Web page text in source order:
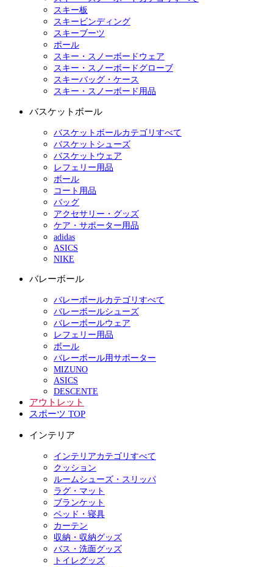
スキー板
スキービンディング
スキーブーツ
ポール
スキー・スノーボードウェア
スキー・スノーボードグローブ
スキーバッグ・ケース
スキー・スノーボード用品
バスケットボール
バスケットボールカテゴリすべて
バスケットシューズ
バスケットウェア
レフェリー用品
ボール
コート用品
バッグ
アクセサリー・グッズ
ケア・サポーター用品
adidas
ASICS
NIKE
バレーボール
バレーボールカテゴリすべて
バレーボールシューズ
バレーボールウェア
レフェリー用品
ボール
バレーボール用サポーター
MIZUNO
ASICS
DESCENTE
アウトレット
スポーツ TOP
インテリア
インテリアカテゴリすべて
クッション
ルームシューズ・スリッパ
ラグ・マット
ブランケット
ベッド・寝具
カーテン
収納・収納グッズ
バス・洗面グッズ
トイレグッズ